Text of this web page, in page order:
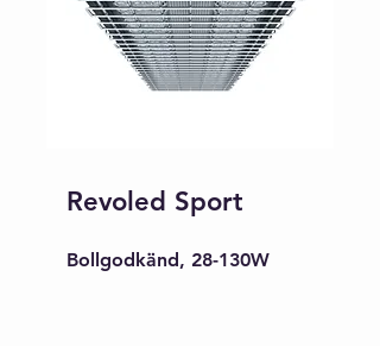
Revoled Sport
Bollgodkänd, 28-130W